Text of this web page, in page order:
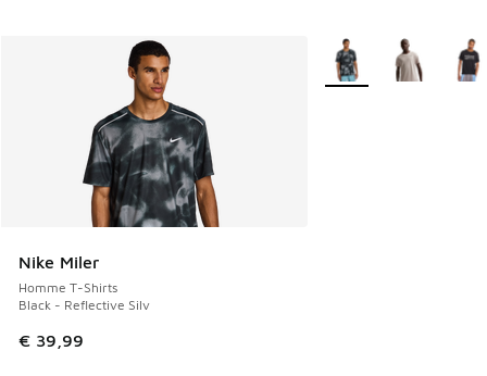
Nike Miler
Homme T-Shirts
Black - Reflective Silv
€ 39,99
Plus de couleurs